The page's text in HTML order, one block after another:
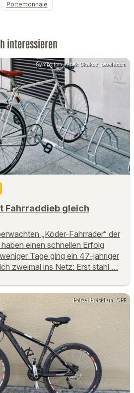
Portemonnaie
interessieren
Symbolfoto: Aibek Skakov, pexels.com
Fahrraddieb gleich
„Köder-Fahrräder“ der
einen schnellen Erfolg
Tage ging ein 47-jähriger
zweimal ins Netz: Erst stahl …
Polizei Präsidium OPF